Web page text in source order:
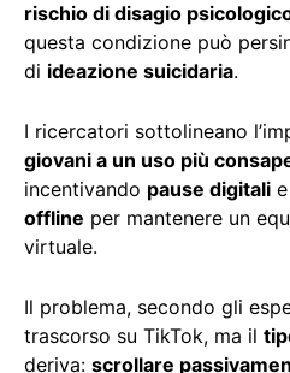
rischio di disagio
questa condizione può
di ideazione suicidaria.
I ricercatori sottolineano
giovani a un uso più
incentivando pause digitali e
offline per mantenere un
virtuale.
Il problema, secondo gli
trascorso su TikTok, ma il
deriva: scrollare